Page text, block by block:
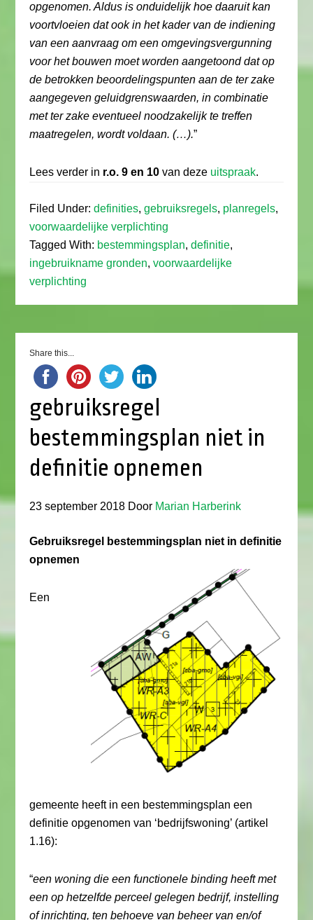
opgenomen. Aldus is onduidelijk hoe daaruit kan
voortvloeien dat ook in het kader van de indiening
van een aanvraag om een omgevingsvergunning
voor het bouwen moet worden aangetoond dat op
de betrokken beoordelingspunten aan de ter zake
aangegeven geluidgrenswaarden, in combinatie
met ter zake eventueel noodzakelijk te treffen
maatregelen, wordt voldaan. (…).”
Lees verder in r.o. 9 en 10 van deze uitspraak.
Filed Under:definities,gebruiksregels, planregels,
voorwaardelijke verplichting
Tagged With: bestemmingsplan,definitie,
ingebruikname gronden,voorwaardelijke
verplichting
Share this...
gebruiksregel
bestemmingsplan niet in
definitie opnemen
23 september 2018 Door Marian Harberink
Gebruiksregel bestemmingsplan niet in definitie
opnemen
Een
gemeente heeft in een bestemmingsplan een
definitie opgenomen van ‘bedrijfswoning’ (artikel
1.16):
“een woning die een functionele binding heeft met
een op hetzelfde perceel gelegen bedrijf, instelling
of inrichting, ten behoeve van beheer van en/of